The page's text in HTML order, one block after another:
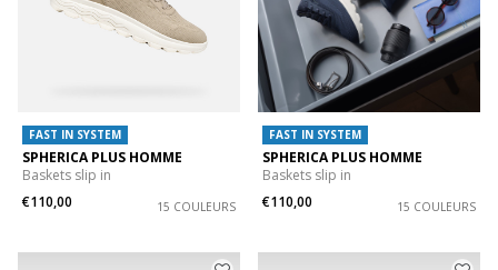
FAST IN SYSTEM
SPHERICA PLUS HOMME
Baskets slip in
€110,00
15 COULEURS
FAST IN SYSTEM
SPHERICA PLUS HOMME
Baskets slip in
€110,00
15 COULEURS